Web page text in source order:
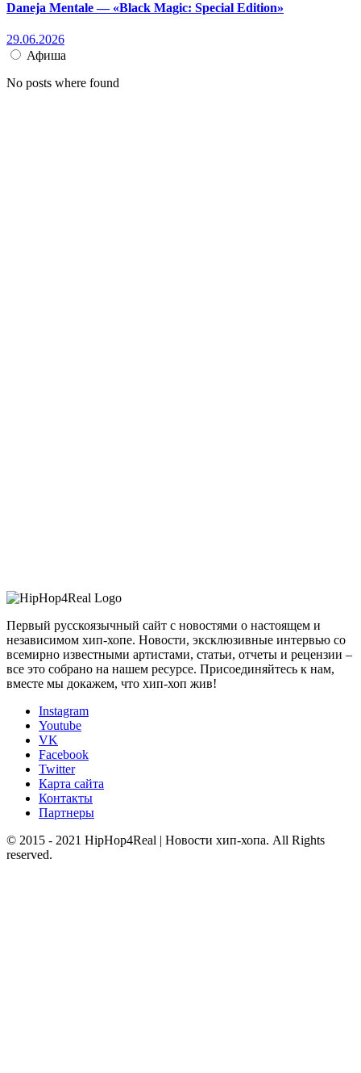
Daneja Mentale — «Black Magic: Special Edition»
29.06.2026
Афиша
No posts where found
Первый русскоязычный сайт с новостями о настоящем и
независимом хип-хопе. Новости, эксклюзивные интервью со
всемирно известными артистами, статьи, отчеты и рецензии –
все это собрано на нашем ресурсе. Присоединяйтесь к нам,
вместе мы докажем, что хип-хоп жив!
Instagram
Youtube
VK
Facebook
Twitter
Карта сайта
Контакты
Партнеры
© 2015 - 2021 HipHop4Real | Новости хип-хопа. All Rights
reserved.